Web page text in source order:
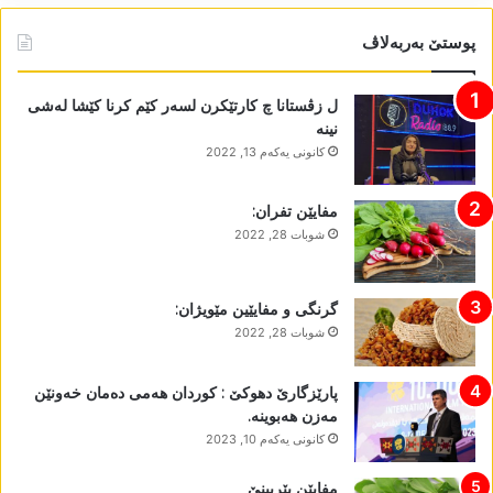
پوستێ بەربەلاڤ
ل زڤستانا چ کارتێکرن لسەر کێم کرنا کێشا لەشی
نینە
كانونی یه‌كه‌م 13, 2022
مفایێن تفران:
شوبات 28, 2022
گرنگی و مفایێین مێویژان:
شوبات 28, 2022
پارێزگارێ دھوکێ : کوردان ھەمی دەمان خەونێن
مەزن ھەبوینە.
كانونی یه‌كه‌م 10, 2023
مفایێن پێرپینێ